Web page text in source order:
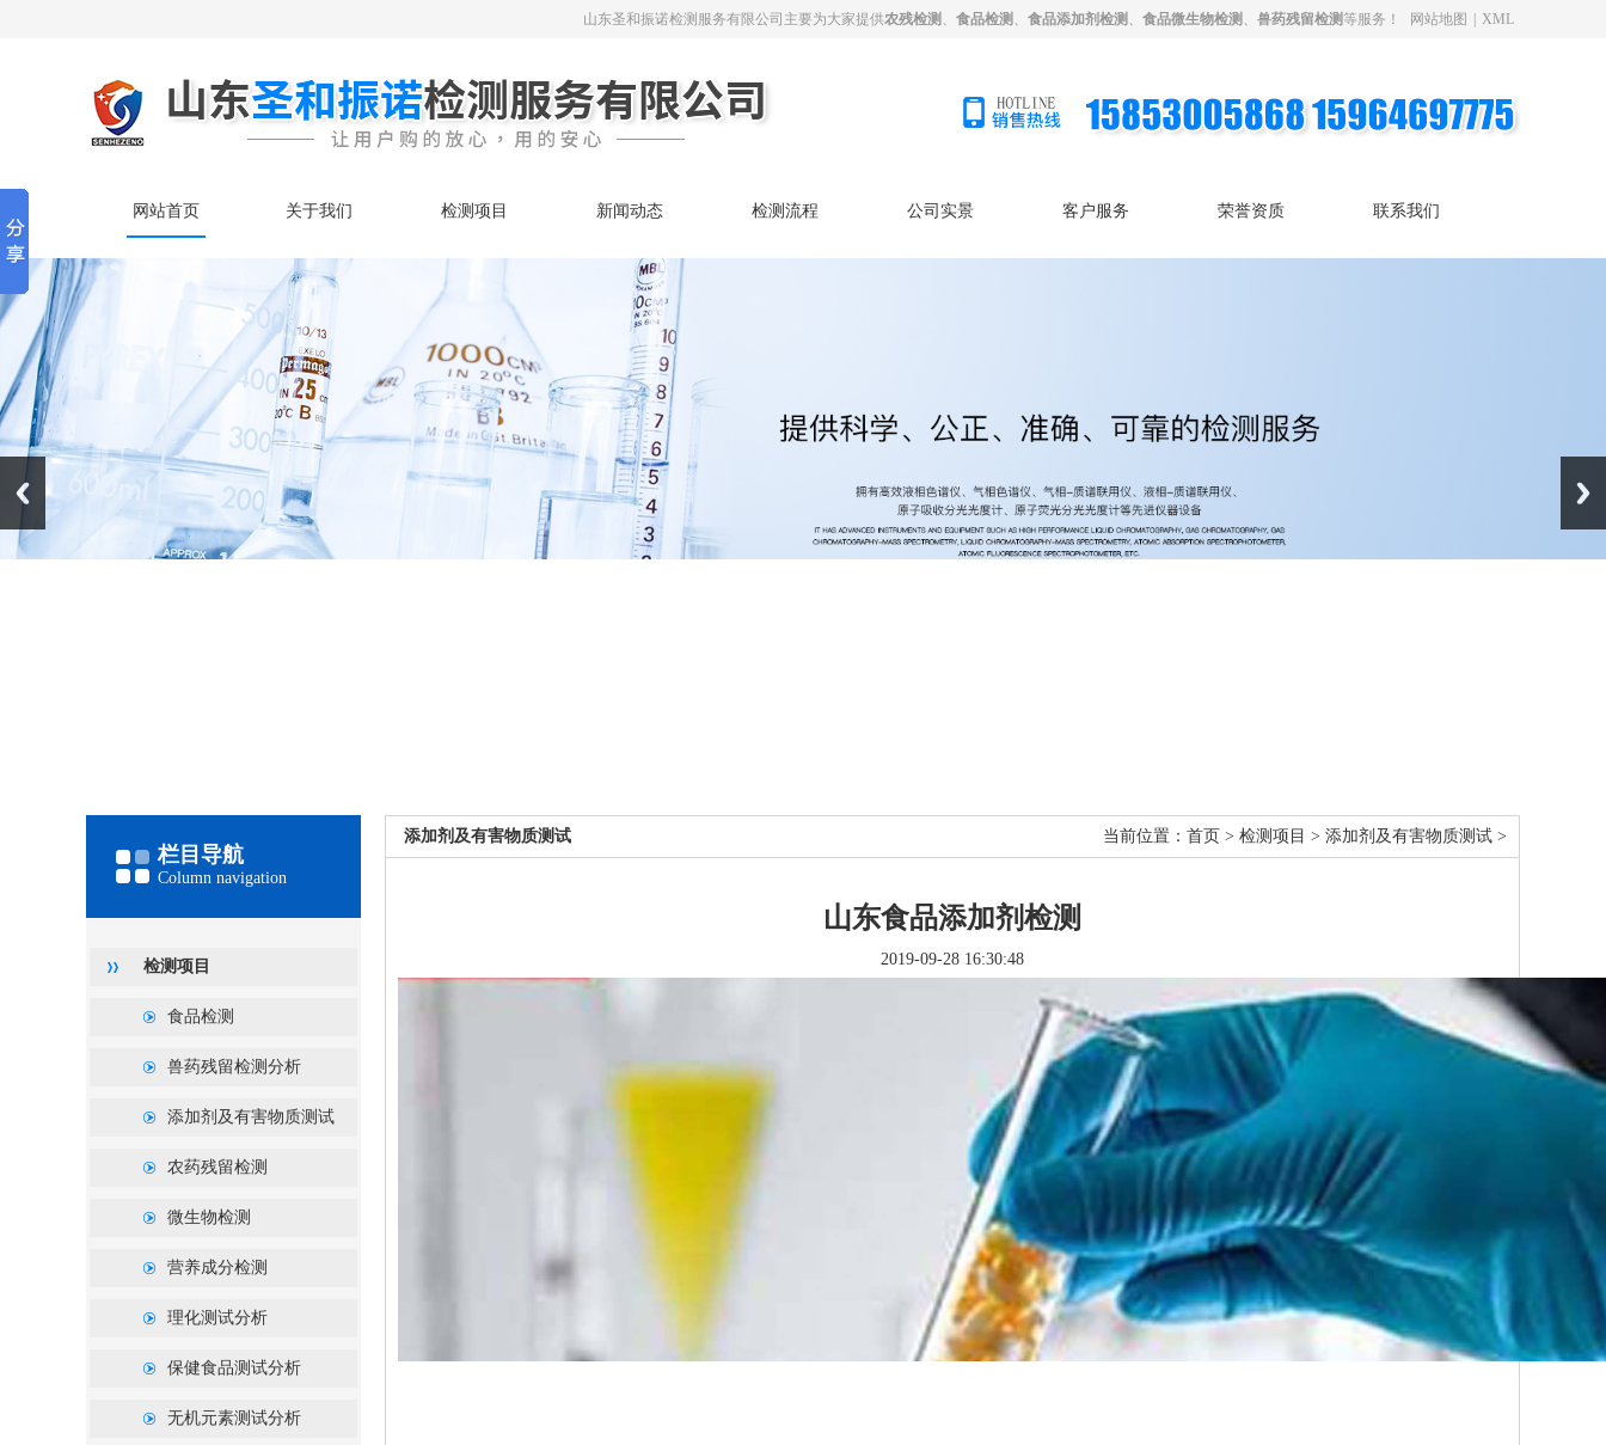
山东圣和振诺检测服务有限公司主要为大家提供农残检测 、 食品检测 、 食品添加剂检测 、 食品微生物检测 、 兽药残留检测等服务！ 网站地图 XML
网站首页 关于我们 检测项目 新闻动态 检测流程 公司实景 客户服务 荣誉资质 联系我们
栏目导航
Column navigation
检测项目
食品检测
兽药残留检测分析
添加剂及有害物质测试
农药残留检测
微生物检测
营养成分检测
理化测试分析
保健食品测试分析
无机元素测试分析
当前位置： 首页 > 检测项目 > 添加剂及有害物质测试 >
添加剂及有害物质测试
山东食品添加剂检测
2019-09-28 16:30:48